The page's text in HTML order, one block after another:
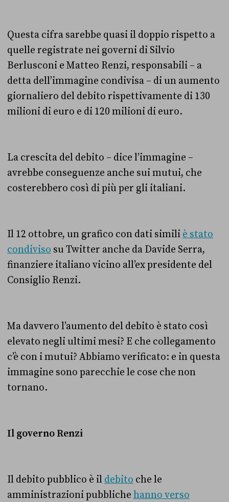
Questa cifra sarebbe quasi il doppio rispetto a
quelle registrate nei governi di Silvio
Berlusconi e Matteo Renzi, responsabili – a
detta dell’immagine condivisa – di un aumento
giornaliero del debito rispettivamente di 130
milioni di euro e di 120 milioni di euro.
La crescita del debito – dice l’immagine –
avrebbe conseguenze anche sui mutui, che
costerebbero così di più per gli italiani.
Il 12 ottobre, un grafico con dati simili è stato
condiviso su Twitter anche da Davide Serra,
finanziere italiano vicino all’ex presidente del
Consiglio Renzi.
Ma davvero l’aumento del debito è stato così
elevato negli ultimi mesi? E che collegamento
c’è con i mutui? Abbiamo verificato: e in questa
immagine sono parecchie le cose che non
tornano.
Il governo Renzi
Il debito pubblico è il debito che le
amministrazioni pubbliche hanno verso